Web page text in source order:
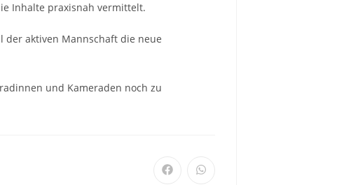
Inhalte praxisnah vermittelt.
der aktiven Mannschaft die neue
und Kameraden noch zu